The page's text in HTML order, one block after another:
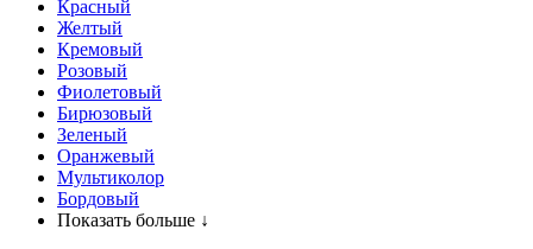
Красный
Желтый
Кремовый
Розовый
Фиолетовый
Бирюзовый
Зеленый
Оранжевый
Мультиколор
Бордовый
Показать больше ↓